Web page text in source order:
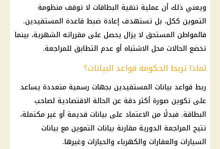
ويعني ذلك أن عملية تنقية البطاقات لا توقف منظومة
التموين ككل، بل تستهدف إعادة ضبط قاعدة المستفيدين.
فالمواطن المستحق لا يزال يحصل على مقرراته الشهرية، بينما
تخضع الحالات محل الاشتباه أو عدم التطابق للمراجعة.
لماذا تربط الحكومة قواعد البيانات؟
ربط قواعد بيانات المستفيدين بجهات رسمية متعددة يساعد
على تكوين صورة أكثر دقة عن الحالة الاقتصادية لصاحب
البطاقة. فبدلًا من الاعتماد على بيانات قديمة أو غير مكتملة،
تتيح المراجعة الدورية مقارنة بيانات التموين مع بيانات
السيارات والعقارات والكهرباء والحيازات وغيرها.